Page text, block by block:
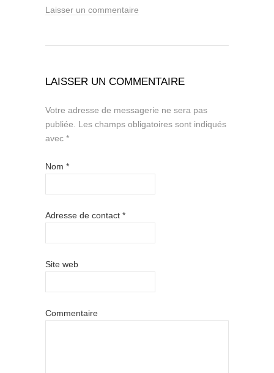
Laisser un commentaire
LAISSER UN COMMENTAIRE
Votre adresse de messagerie ne sera pas
publiée. Les champs obligatoires sont indiqués
avec *
Nom *
Adresse de contact *
Site web
Commentaire